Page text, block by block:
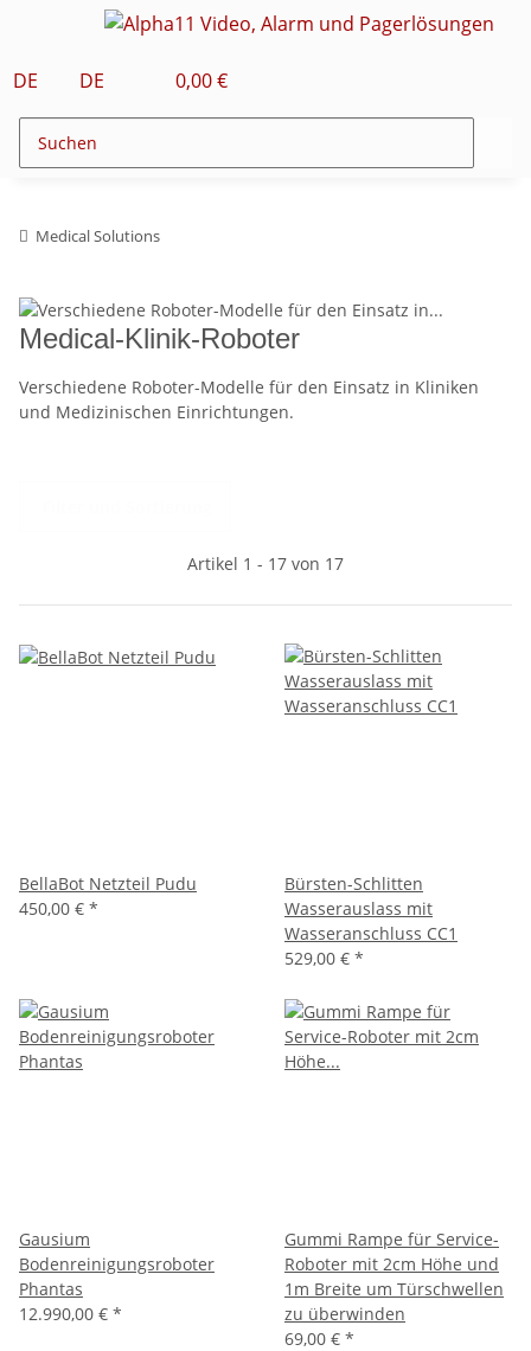
DE DE 0,00 €
Medical Solutions
Medical-Klinik-Roboter
Verschiedene Roboter-Modelle für den Einsatz in Kliniken
und Medizinischen Einrichtungen.
Artikel 1 - 17 von 17
BellaBot Netzteil Pudu
450,00 € *
Bürsten-Schlitten
Wasserauslass mit
Wasseranschluss CC1
529,00 € *
Gausium
Bodenreinigungsroboter
Phantas
12.990,00 € *
Gummi Rampe für Service-
Roboter mit 2cm Höhe und
1m Breite um Türschwellen
zu überwinden
69,00 € *